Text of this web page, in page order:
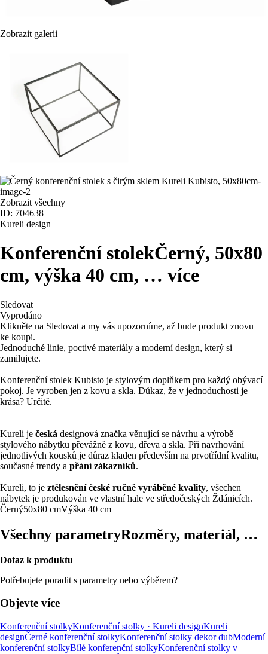
Zobrazit galerii
Zobrazit všechny
ID: 704638
Kureli design
Konferenční stolekČerný, 50x80
cm, výška 40 cm, … více
Sledovat
Vyprodáno
Klikněte na Sledovat a my vás upozorníme, až bude produkt znovu
ke koupi.
Jednoduché linie, poctivé materiály a moderní design, který si
zamilujete.
Konferenční stolek Kubisto je stylovým doplňkem pro každý obývací
pokoj. Je vyroben jen z kovu a skla. Důkaz, že v jednoduchosti je
krása? Určitě.
Kureli je česká designová značka věnující se návrhu a výrobě
stylového nábytku převážně z kovu, dřeva a skla. Při navrhování
jednotlivých kousků je důraz kladen především na prvotřídní kvalitu,
současné trendy a přání zákazníků.
Kureli, to je ztělesnění české ručně vyráběné kvality, všechen
nábytek je produkován ve vlastní hale ve středočeských Ždánicích.
Černý50x80 cmVýška 40 cm
Všechny parametryRozměry, materiál, …
Dotaz k produktu
Potřebujete poradit s parametry nebo výběrem?
Objevte více
Konferenční stolkyKonferenční stolky · Kureli designKureli
designČerné konferenční stolkyKonferenční stolky dekor dubModerní
konferenční stolkyBílé konferenční stolkyKonferenční stolky v